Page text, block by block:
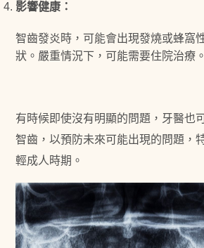
影響健康：
智齒發炎時，可能會出現發燒或蜂窩
狀。嚴重情況下，可能需要住院治療。
有時候即使沒有明顯的問題，牙醫也
智齒，以預防未來可能出現的問題，
輕成人時期。